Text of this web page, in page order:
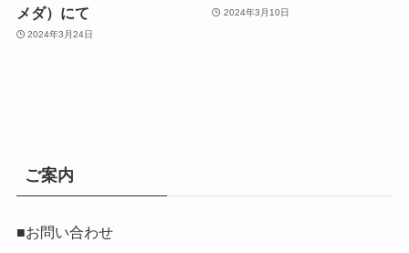
メダ）にて
2024年3月24日
2024年3月10日
ご案内
■お問い合わせ